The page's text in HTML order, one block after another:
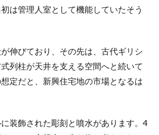
は管理人室として機能していたそう
伸びており、その先は、古代ギリシ
列柱が天井を支える空間へと続いて
定だと、新興住宅地の市場となるは
装飾された彫刻と噴水があります。4